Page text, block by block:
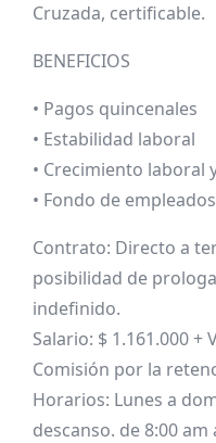
Cruzada, certificable.
BENEFICIOS
• Pagos quincenales
• Estabilidad laboral
• Crecimiento laboral
• Fondo de empleados
Contrato: Directo a
posibilidad de
indefinido.
Salario: $ 1.161.000
Comisión por la
Horarios: Lunes a
descanso. de 8:00 am